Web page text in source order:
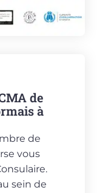
de
à
de
vous
sein de